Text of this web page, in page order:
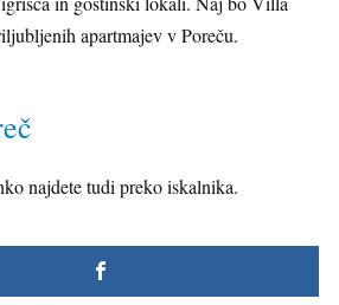
apartmajev v Poreču.
najdete tudi preko iskalnika.